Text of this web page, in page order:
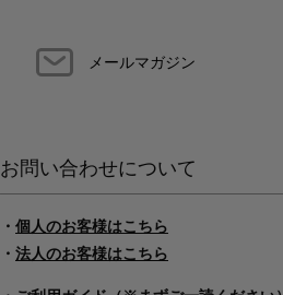
メールマガジン
お問い合わせについて
・ 個人のお客様はこちら
・ 法人のお客様はこちら